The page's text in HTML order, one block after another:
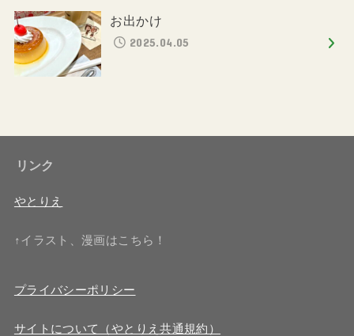
お出かけ
2025.04.05
リンク
やとりえ
↑イラスト、漫画はこちら！
プライバシーポリシー
サイトについて（やとりえ共通規約）